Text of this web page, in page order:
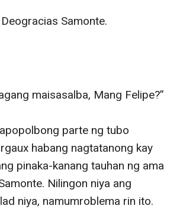
Samonte.
maisasalba, Mang Felipe?”
parte ng tubo
habang nagtatanong kay
pinaka-kanang tauhan ng ama
Nilingon niya ang
niya, namumroblema rin ito.